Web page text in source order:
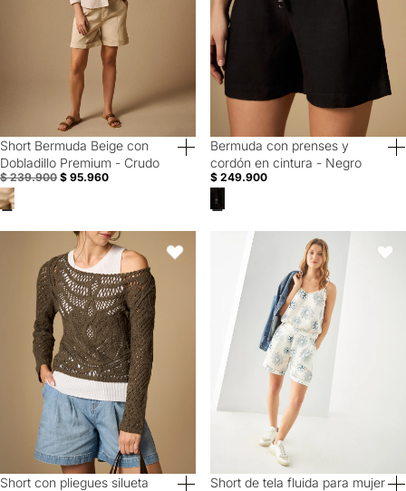
60% Off
Short Bermuda Beige con
Dobladillo Premium - Crudo
$ 239.900 $ 95.960
40% Off
Bermuda con prenses y
cordón en cintura - Negro
$ 249.900
Short con pliegues silueta cómoda - Azul
40% Off
Short con pliegues silueta
Favoritos
Short de tela fluida para mujer -
Special Prices
Short de tela fluida para mujer